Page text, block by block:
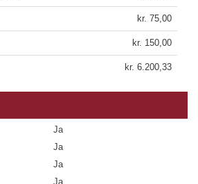
kr. 75,00
kr. 150,00
kr. 6.200,33
Ja
Ja
Ja
Ja